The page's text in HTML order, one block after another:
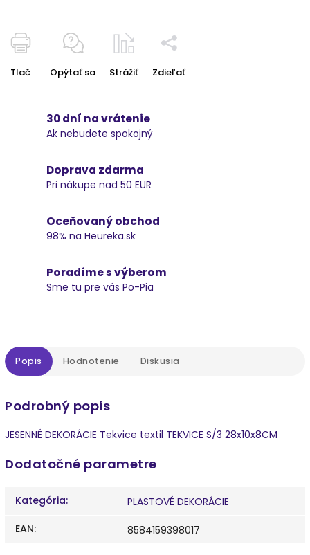
Tlač Opýtať sa Strážiť Zdieľať
30 dní na vrátenie
Ak nebudete spokojný
Doprava zdarma
Pri nákupe nad 50 EUR
Oceňovaný obchod
98% na Heureka.sk
Poradíme s výberom
Sme tu pre vás Po-Pia
Popis Hodnotenie Diskusia
Podrobný popis
JESENNÉ DEKORÁCIE Tekvice textil TEKVICE S/3 28x10x8CM
Dodatočné parametre
Kategória:
PLASTOVÉ DEKORÁCIE
EAN: 8584159398017